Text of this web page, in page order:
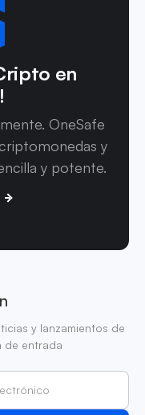
en
OneSafe
y
y potente.
y lanzamientos de
de entrada